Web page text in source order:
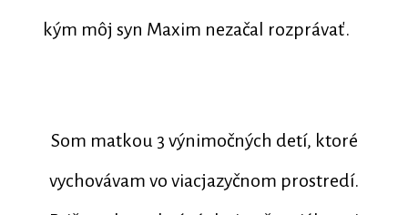
kým môj syn Maxim nezačal rozprávať.
Som matkou 3 výnimočných detí, ktoré
vychovávam vo viacjazyčnom prostredí.